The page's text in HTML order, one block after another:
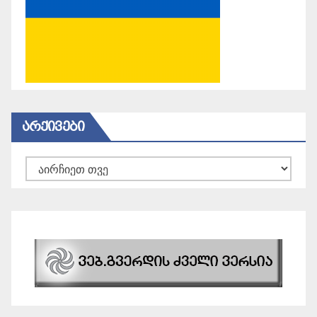
ᲐᲠᲥᲘᲕᲔᲑᲘ
არქივები